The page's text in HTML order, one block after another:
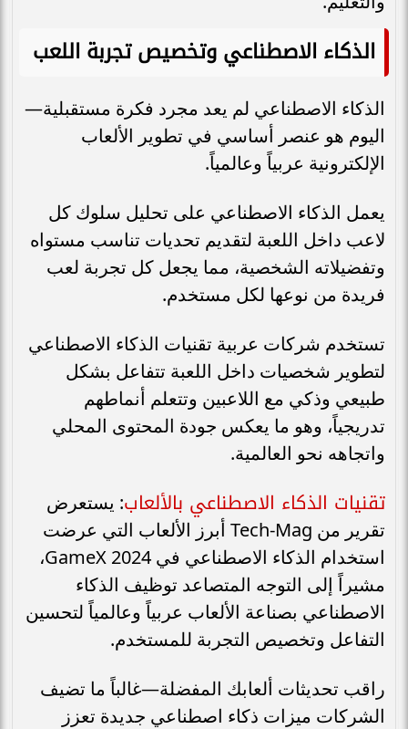
الذكاء الاصطناعي وتخصيص تجربة اللعب
الذكاء الاصطناعي لم يعد مجرد فكرة مستقبلية—
اليوم هو عنصر أساسي في تطوير الألعاب
الإلكترونية عربياً وعالمياً.
يعمل الذكاء الاصطناعي على تحليل سلوك كل
لاعب داخل اللعبة لتقديم تحديات تناسب مستواه
وتفضيلاته الشخصية، مما يجعل كل تجربة لعب
فريدة من نوعها لكل مستخدم.
تستخدم شركات عربية تقنيات الذكاء الاصطناعي
لتطوير شخصيات داخل اللعبة تتفاعل بشكل
طبيعي وذكي مع اللاعبين وتتعلم أنماطهم
تدريجياً، وهو ما يعكس جودة المحتوى المحلي
واتجاهه نحو العالمية.
تقنيات الذكاء الاصطناعي بالألعاب: يستعرض
تقرير من Tech-Mag أبرز الألعاب التي عرضت
استخدام الذكاء الاصطناعي في GameX 2024،
مشيراً إلى التوجه المتصاعد توظيف الذكاء
الاصطناعي بصناعة الألعاب عربياً وعالمياً لتحسين
التفاعل وتخصيص التجربة للمستخدم.
راقب تحديثات ألعابك المفضلة—غالباً ما تضيف
الشركات ميزات ذكاء اصطناعي جديدة تعزز